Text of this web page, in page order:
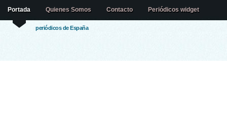
periódicos de España
Portada Quienes Somos Contacto Periódicos widget